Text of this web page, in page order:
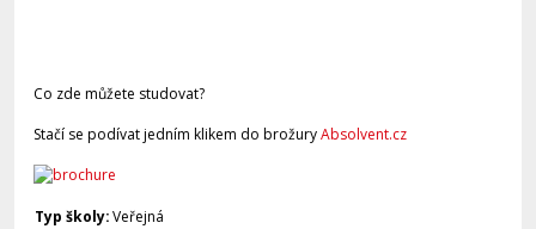
Co zde můžete studovat?
Stačí se podívat jedním klikem do brožuryAbsolvent.cz
Typ školy:Veřejná